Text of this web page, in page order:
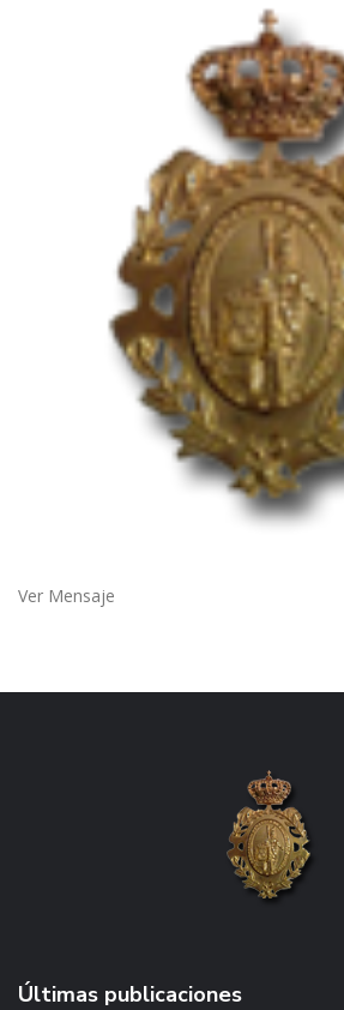
Ver Mensaje
Últimas publicaciones